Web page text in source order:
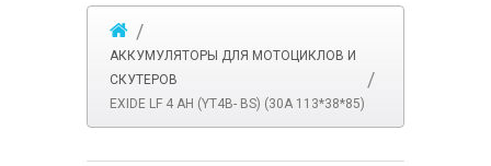
АККУМУЛЯТОРЫ ДЛЯ МОТОЦИКЛОВ И
СКУТЕРОВ
EXIDE LF 4 AH (YT4B- BS) (30А 113*38*85)